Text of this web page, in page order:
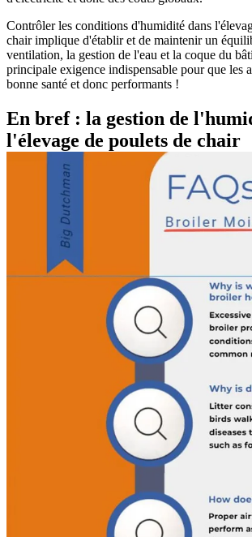
Contrôler les conditions d'humidité dans
chair implique d'établir et de maintenir un
ventilation, la gestion de l'eau et la coque du
principale exigence indispensable pour que les
bonne santé et donc performants !
En bref : la gestion de
l'élevage de poulets de chair